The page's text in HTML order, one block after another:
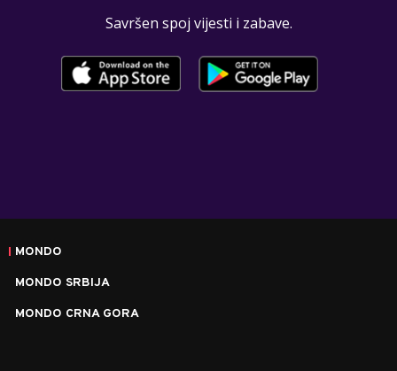
Savršen spoj vijesti i zabave.
MONDO
MONDO SRBIJA
MONDO CRNA GORA